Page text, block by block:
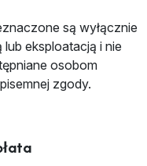
są wyłącznie
eksploatacją i nie
osobom
zgody.